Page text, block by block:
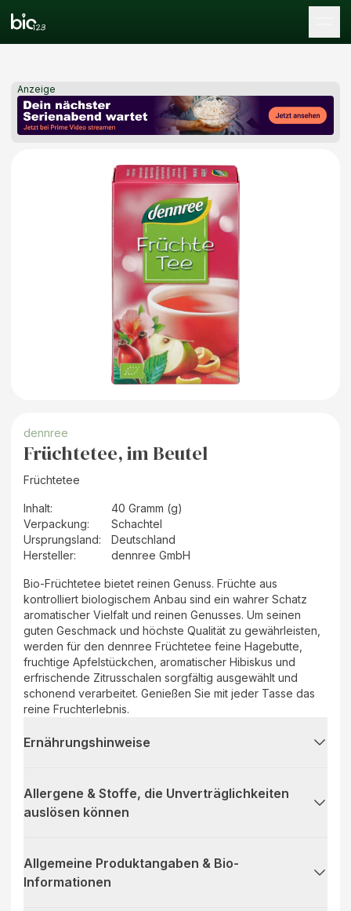
Anzeige
dennree
Früchtetee, im Beutel
Früchtetee
Inhalt:
40 Gramm (g)
Verpackung:
Schachtel
Ursprungsland:
Deutschland
Hersteller: dennree GmbH
Bio-Früchtetee bietet reinen Genuss. Früchte aus
kontrolliert biologischem Anbau sind ein wahrer Schatz
aromatischer Vielfalt und reinen Genusses. Um seinen
guten Geschmack und höchste Qualität zu gewährleisten,
werden für den dennree Früchtetee feine Hagebutte,
fruchtige Apfelstückchen, aromatischer Hibiskus und
erfrischende Zitrusschalen sorgfältig ausgewählt und
schonend verarbeitet. Genießen Sie mit jeder Tasse das
reine Fruchterlebnis.
Ernährungshinweise
Allergene & Stoffe, die Unverträglichkeiten
auslösen können
Allgemeine Produktangaben & Bio-
Informationen